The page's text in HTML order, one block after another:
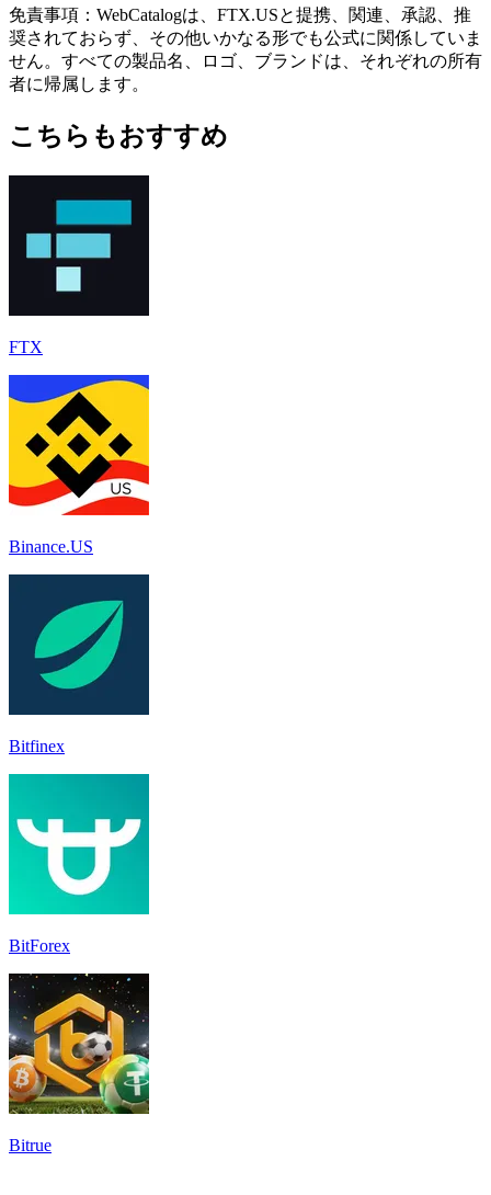
免責事項：WebCatalogは、FTX.USと提携、関連、承認、推
奨されておらず、その他いかなる形でも公式に関係していま
せん。すべての製品名、ロゴ、ブランドは、それぞれの所有
者に帰属します。
こちらもおすすめ
FTX
Binance.US
Bitfinex
BitForex
Bitrue